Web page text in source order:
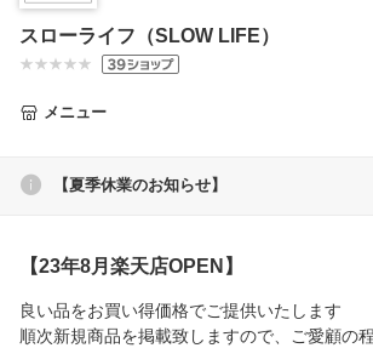
スローライフ（SLOW LIFE）
メニュー
【夏季休業のお知らせ】
【23年8月楽天店OPEN】
良い品をお買い得価格でご提供いたします
順次新規商品を掲載致しますので、ご愛顧の